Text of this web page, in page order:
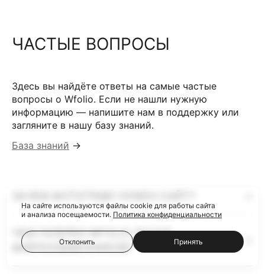
ЧАСТЫЕ ВОПРОСЫ
Здесь вы найдёте ответы на самые частые
вопросы о Wfolio. Если не нашли нужную
информацию — напишите нам в поддержку или
загляните в нашу базу знаний.
База знаний →
ЧЕМ ГАЛЕРЕИ WFOLIO ЛУЧШЕ
ФАЙЛООБМЕННИКОВ?
На сайте используются файлы cookie для работы сайта
и анализа посещаемости. Политика конфиденциальности
Отклонить Принять